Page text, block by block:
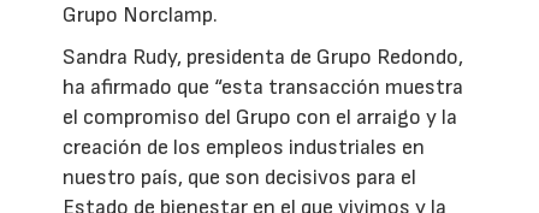
Grupo Norclamp.
Sandra Rudy, presidenta de Grupo Redondo,
ha afirmado que “esta transacción muestra
el compromiso del Grupo con el arraigo y la
creación de los empleos industriales en
nuestro país, que son decisivos para el
Estado de bienestar en el que vivimos y la